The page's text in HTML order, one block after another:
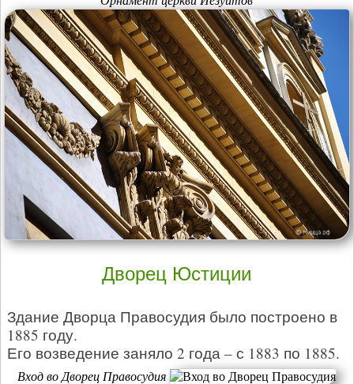
Дворец Юстиции
Здание Дворца Правосудия было построено в
1885 году.
Его возведение заняло 2 года – с 1883 по 1885.
Вход во Дворец Правосудия